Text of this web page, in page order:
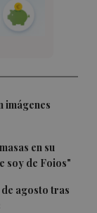
imágenes
en su
soy de Foios"
de agosto tras